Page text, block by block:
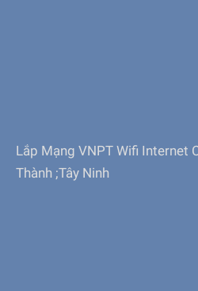
Lắp Mạng VNPT Wifi Internet
Thành ;Tây Ninh